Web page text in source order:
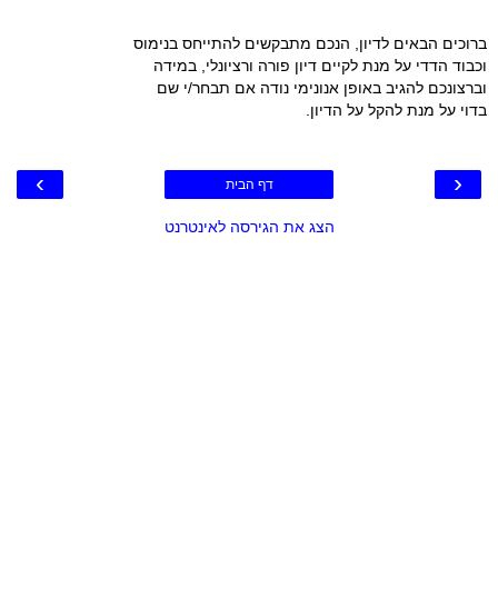
ברוכים הבאים לדיון, הנכם מתבקשים להתייחס בנימוס
וכבוד הדדי על מנת לקיים דיון פורה ורציונלי, במידה
וברצונכם להגיב באופן אנונימי נודה אם תבחר/י שם
בדוי על מנת להקל על הדיון.
‹
› דף הבית
הצג את הגירסה לאינטרנט